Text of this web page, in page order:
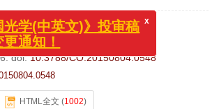
最新进展
,孟庆鑫
doi:10.3788/CO.20150804.0548
HTML全文 (1002)
光学(中英文)》投审稿
更通知！